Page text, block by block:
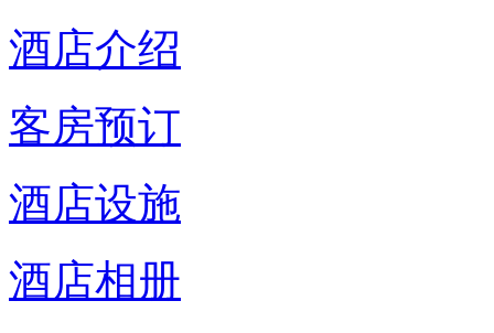
酒店介绍
客房预订
酒店设施
酒店相册